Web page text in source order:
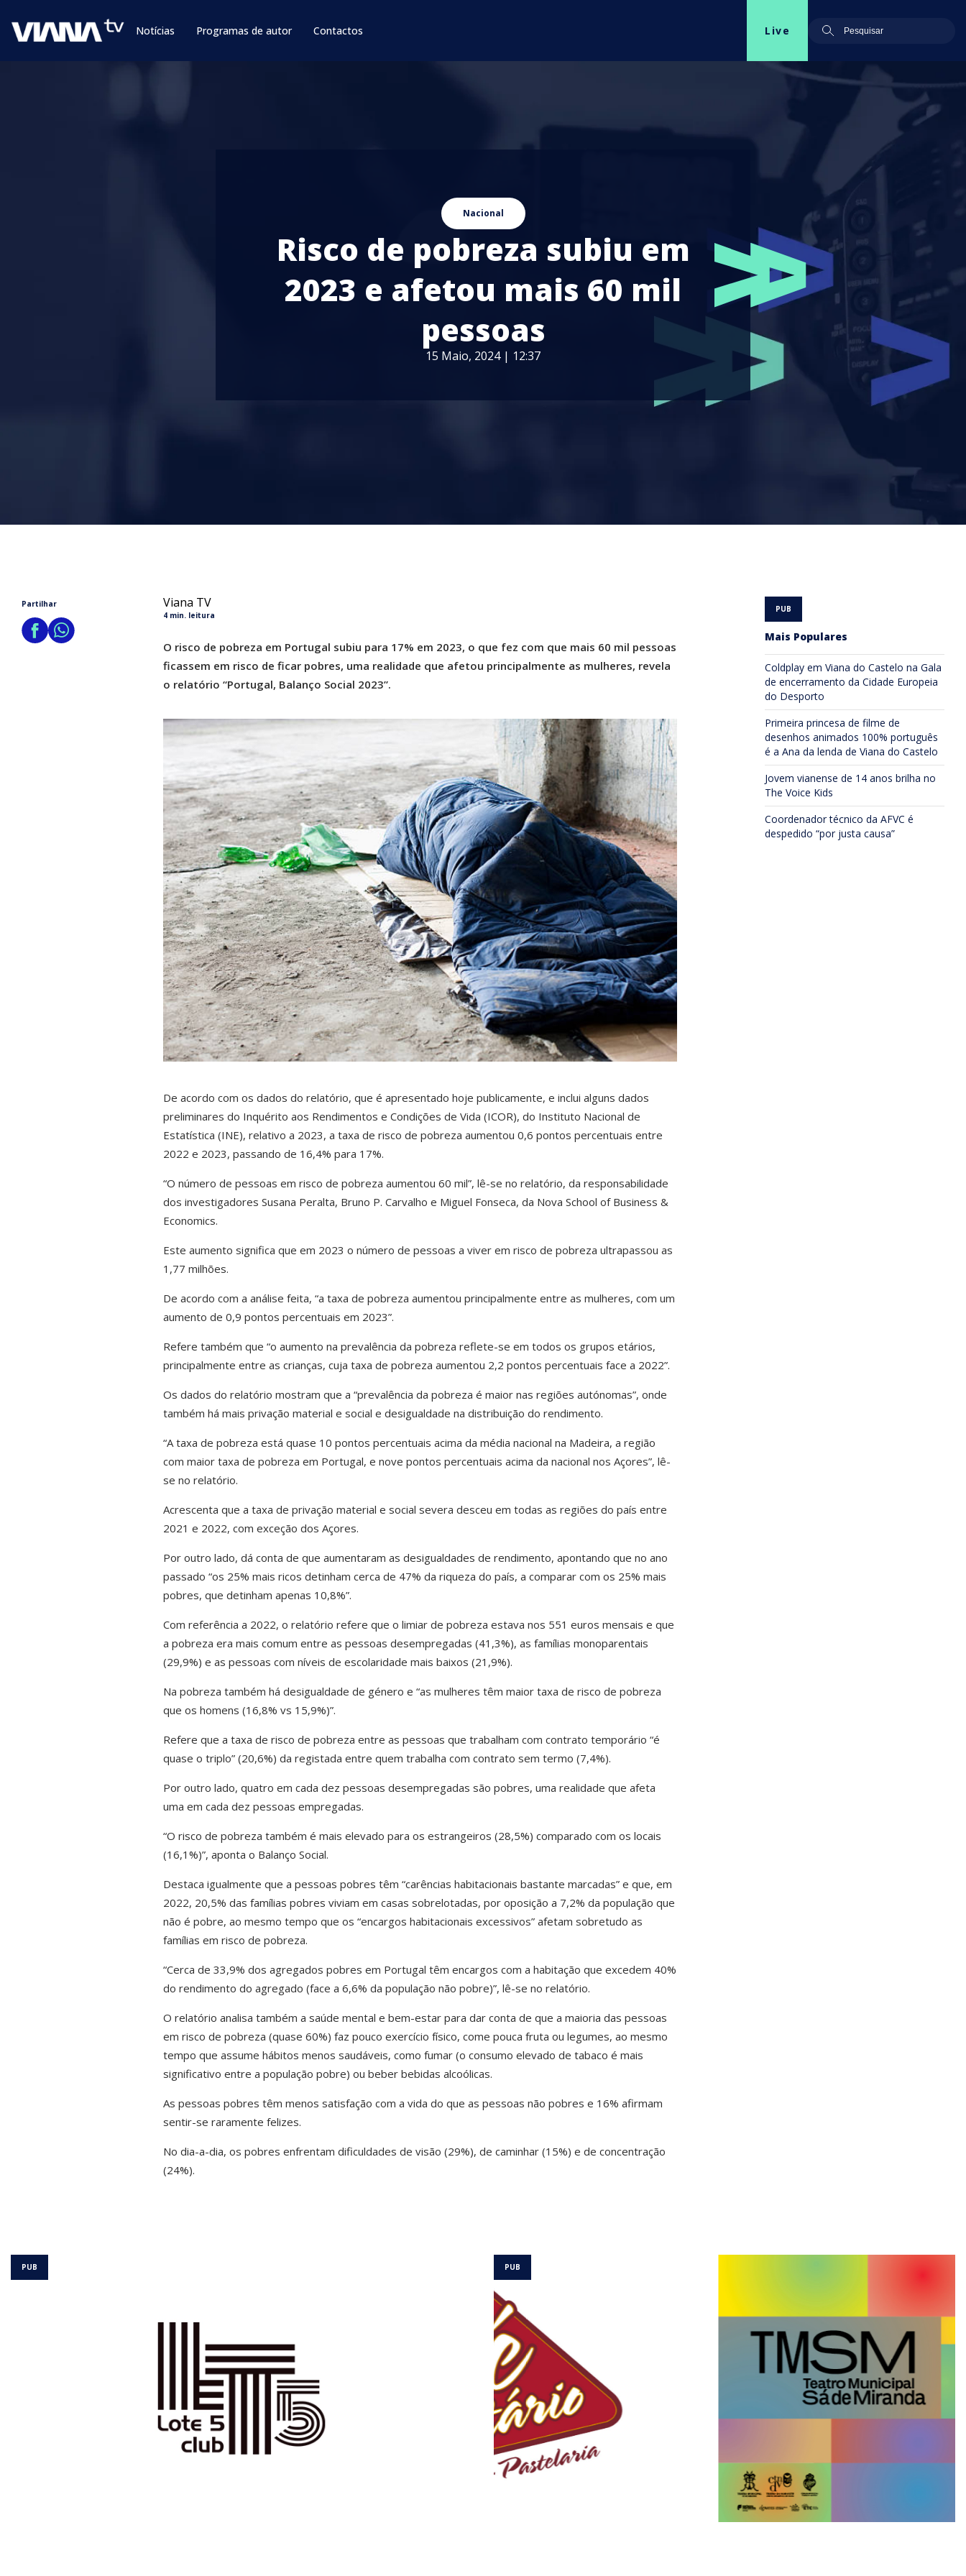
Notícias Programas de autor Contactos Live
Nacional
Risco de pobreza subiu em
2023 e afetou mais 60 mil
pessoas
15 Maio, 2024 | 12:37
Partilhar Viana TV
4 min. leitura
O risco de pobreza em Portugal subiu para 17% em 2023, o que fez com que mais 60 mil pessoas
ficassem em risco de ficar pobres, uma realidade que afetou principalmente as mulheres, revela
o relatório “Portugal, Balanço Social 2023”.
De acordo com os dados do relatório, que é apresentado hoje publicamente, e inclui alguns dados
preliminares do Inquérito aos Rendimentos e Condições de Vida (ICOR), do Instituto Nacional de
Estatística (INE), relativo a 2023, a taxa de risco de pobreza aumentou 0,6 pontos percentuais entre
2022 e 2023, passando de 16,4% para 17%.
“O número de pessoas em risco de pobreza aumentou 60 mil”, lê-se no relatório, da responsabilidade
dos investigadores Susana Peralta, Bruno P. Carvalho e Miguel Fonseca, da Nova School of Business &
Economics.
Este aumento significa que em 2023 o número de pessoas a viver em risco de pobreza ultrapassou as
1,77 milhões.
De acordo com a análise feita, “a taxa de pobreza aumentou principalmente entre as mulheres, com um
aumento de 0,9 pontos percentuais em 2023”.
Refere também que “o aumento na prevalência da pobreza reflete-se em todos os grupos etários,
principalmente entre as crianças, cuja taxa de pobreza aumentou 2,2 pontos percentuais face a 2022”.
Os dados do relatório mostram que a “prevalência da pobreza é maior nas regiões autónomas”, onde
também há mais privação material e social e desigualdade na distribuição do rendimento.
“A taxa de pobreza está quase 10 pontos percentuais acima da média nacional na Madeira, a região
com maior taxa de pobreza em Portugal, e nove pontos percentuais acima da nacional nos Açores”, lê-
se no relatório.
Acrescenta que a taxa de privação material e social severa desceu em todas as regiões do país entre
2021 e 2022, com exceção dos Açores.
Por outro lado, dá conta de que aumentaram as desigualdades de rendimento, apontando que no ano
passado “os 25% mais ricos detinham cerca de 47% da riqueza do país, a comparar com os 25% mais
pobres, que detinham apenas 10,8%”.
Com referência a 2022, o relatório refere que o limiar de pobreza estava nos 551 euros mensais e que
a pobreza era mais comum entre as pessoas desempregadas (41,3%), as famílias monoparentais
(29,9%) e as pessoas com níveis de escolaridade mais baixos (21,9%).
Na pobreza também há desigualdade de género e “as mulheres têm maior taxa de risco de pobreza
que os homens (16,8% vs 15,9%)”.
Refere que a taxa de risco de pobreza entre as pessoas que trabalham com contrato temporário “é
quase o triplo” (20,6%) da registada entre quem trabalha com contrato sem termo (7,4%).
Por outro lado, quatro em cada dez pessoas desempregadas são pobres, uma realidade que afeta
uma em cada dez pessoas empregadas.
“O risco de pobreza também é mais elevado para os estrangeiros (28,5%) comparado com os locais
(16,1%)”, aponta o Balanço Social.
Destaca igualmente que a pessoas pobres têm “carências habitacionais bastante marcadas” e que, em
2022, 20,5% das famílias pobres viviam em casas sobrelotadas, por oposição a 7,2% da população que
não é pobre, ao mesmo tempo que os “encargos habitacionais excessivos” afetam sobretudo as
famílias em risco de pobreza.
“Cerca de 33,9% dos agregados pobres em Portugal têm encargos com a habitação que excedem 40%
do rendimento do agregado (face a 6,6% da população não pobre)”, lê-se no relatório.
O relatório analisa também a saúde mental e bem-estar para dar conta de que a maioria das pessoas
em risco de pobreza (quase 60%) faz pouco exercício físico, come pouca fruta ou legumes, ao mesmo
tempo que assume hábitos menos saudáveis, como fumar (o consumo elevado de tabaco é mais
significativo entre a população pobre) ou beber bebidas alcoólicas.
As pessoas pobres têm menos satisfação com a vida do que as pessoas não pobres e 16% afirmam
sentir-se raramente felizes.
No dia-a-dia, os pobres enfrentam dificuldades de visão (29%), de caminhar (15%) e de concentração
(24%).
Mais Populares
Coldplay em Viana do Castelo na Gala
de encerramento da Cidade Europeia
do Desporto
Primeira princesa de filme de
desenhos animados 100% português
é a Ana da lenda de Viana do Castelo
Jovem vianense de 14 anos brilha no
The Voice Kids
Coordenador técnico da AFVC é
despedido “por justa causa”